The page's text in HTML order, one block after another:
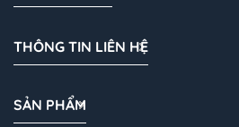
THÔNG TIN LIÊN HỆ
SẢN PHẨM